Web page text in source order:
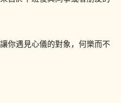
你遇見心儀的對象，何樂而不